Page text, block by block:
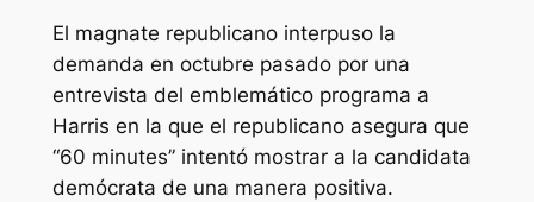
El magnate republicano interpuso la
demanda en octubre pasado por una
entrevista del emblemático programa a
Harris en la que el republicano asegura que
“60 minutes” intentó mostrar a la candidata
demócrata de una manera positiva.